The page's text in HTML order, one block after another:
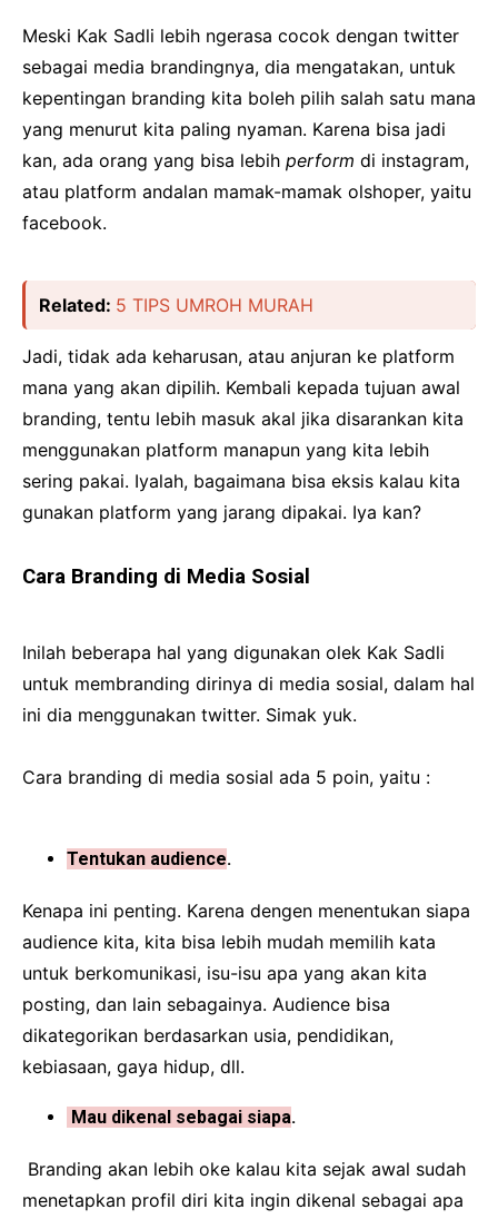
Meski Kak Sadli lebih ngerasa cocok dengan twitter
sebagai media brandingnya, dia mengatakan, untuk
kepentingan branding kita boleh pilih salah satu mana
yang menurut kita paling nyaman. Karena bisa jadi
kan, ada orang yang bisa lebih perform di instagram,
atau platform andalan mamak-mamak olshoper, yaitu
facebook.
Related: 5 TIPS UMROH MURAH
Jadi, tidak ada keharusan, atau anjuran ke platform
mana yang akan dipilih. Kembali kepada tujuan awal
branding, tentu lebih masuk akal jika disarankan kita
menggunakan platform manapun yang kita lebih
sering pakai. Iyalah, bagaimana bisa eksis kalau kita
gunakan platform yang jarang dipakai. Iya kan?
Cara Branding di Media Sosial
Inilah beberapa hal yang digunakan olek Kak Sadli
untuk membranding dirinya di media sosial, dalam hal
ini dia menggunakan twitter. Simak yuk.
Cara branding di media sosial ada 5 poin, yaitu :
Tentukan audience.
Kenapa ini penting. Karena dengen menentukan siapa
audience kita, kita bisa lebih mudah memilih kata
untuk berkomunikasi, isu-isu apa yang akan kita
posting, dan lain sebagainya. Audience bisa
dikategorikan berdasarkan usia, pendidikan,
kebiasaan, gaya hidup, dll.
Mau dikenal sebagai siapa.
Branding akan lebih oke kalau kita sejak awal sudah
menetapkan profil diri kita ingin dikenal sebagai apa